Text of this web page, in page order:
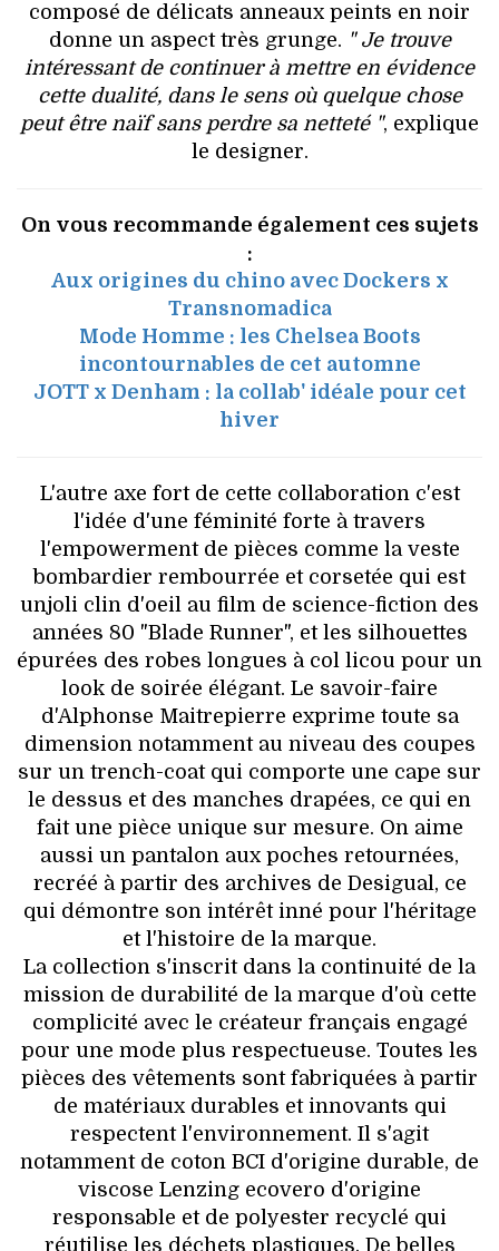
composé de délicats anneaux peints en noir
donne un aspect très grunge. " Je trouve
intéressant de continuer à mettre en évidence
cette dualité, dans le sens où quelque chose
peut être naïf sans perdre sa netteté ", explique
le designer.
On vous recommande également ces sujets
:
Aux origines du chino avec Dockers x
Transnomadica
Mode Homme : les Chelsea Boots
incontournables de cet automne
JOTT x Denham : la collab' idéale pour cet
hiver
L'autre axe fort de cette collaboration c'est
l'idée d'une féminité forte à travers
l'empowerment de pièces comme la veste
bombardier rembourrée et corsetée qui est
unjoli clin d'oeil au film de science-fiction des
années 80 "Blade Runner", et les silhouettes
épurées des robes longues à col licou pour un
look de soirée élégant. Le savoir-faire
d'Alphonse Maitrepierre exprime toute sa
dimension notamment au niveau des coupes
sur un trench-coat qui comporte une cape sur
le dessus et des manches drapées, ce qui en
fait une pièce unique sur mesure. On aime
aussi un pantalon aux poches retournées,
recréé à partir des archives de Desigual, ce
qui démontre son intérêt inné pour l'héritage
et l'histoire de la marque.
La collection s'inscrit dans la continuité de la
mission de durabilité de la marque d'où cette
complicité avec le créateur français engagé
pour une mode plus respectueuse. Toutes les
pièces des vêtements sont fabriquées à partir
de matériaux durables et innovants qui
respectent l'environnement. Il s'agit
notamment de coton BCI d'origine durable, de
viscose Lenzing ecovero d'origine
responsable et de polyester recyclé qui
réutilise les déchets plastiques. De belles